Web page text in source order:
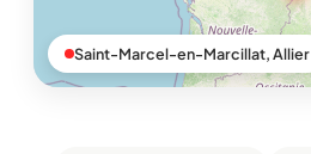
Saint-Marcel-en-Marcillat, Allier